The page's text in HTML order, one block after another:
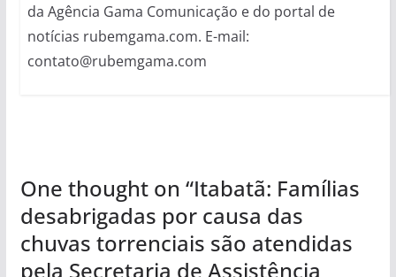
da Agência Gama Comunicação e do portal de
notícias rubemgama.com. E-mail:
contato@rubemgama.com
One thought on “Itabatã: Famílias
desabrigadas por causa das
chuvas torrenciais são atendidas
pela Secretaria de Assistência